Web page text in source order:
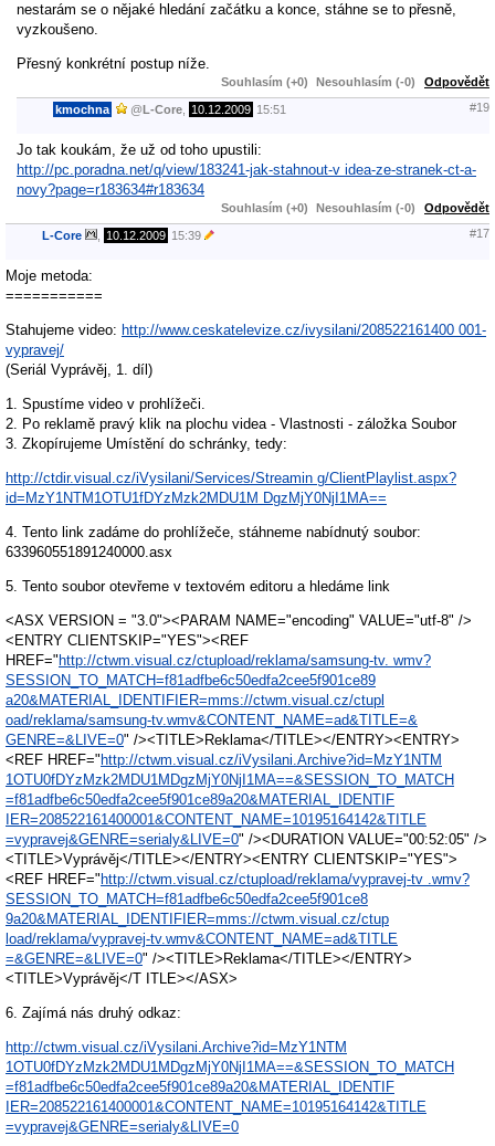
nestarám se o nějaké hledání začátku a konce, stáhne se to přesně,
vyzkoušeno.
Přesný konkrétní postup níže.
Souhlasím (+0) Nesouhlasím (-0) Odpovědět
kmochna @L-Core 10.12.2009 15:51 #19
Jo tak koukám, že už od toho upustili:
http://pc.poradna.net/q/view/183241-jak-stahnout-v idea-ze-stranek-ct-a-
novy?page=r183634#r183634
Souhlasím (+0) Nesouhlasím (-0) Odpovědět
L-Core 10.12.2009 15:39 #17
Moje metoda:
===========
Stahujeme video: http://www.ceskatelevize.cz/ivysilani/208522161400 001-
vypravej/
(Seriál Vyprávěj, 1. díl)
1. Spustíme video v prohlížeči.
2. Po reklamě pravý klik na plochu videa - Vlastnosti - záložka Soubor
3. Zkopírujeme Umístění do schránky, tedy:
http://ctdir.visual.cz/iVysilani/Services/Streamin g/ClientPlaylist.aspx?
id=MzY1NTM1OTU1fDYzMzk2MDU1M DgzMjY0NjI1MA==
4. Tento link zadáme do prohlížeče, stáhneme nabídnutý soubor:
633960551891240000.asx
5. Tento soubor otevřeme v textovém editoru a hledáme link
<ASX VERSION = "3.0"><PARAM NAME="encoding" VALUE="utf-8" />
<ENTRY CLIENTSKIP="YES"><REF
HREF=" http://ctwm.visual.cz/ctupload/reklama/samsung-tv. wmv?
SESSION_TO_MATCH=f81adfbe6c50edfa2cee5f901ce89
a20&MATERIAL_IDENTIFIER=mms://ctwm.visual.cz/ctupl
oad/reklama/samsung-tv.wmv&CONTENT_NAME=ad&TITLE=&
GENRE=&LIVE=0" /><TITLE>Reklama</TITLE></ENTRY><ENTRY>
<REF HREF=" http://ctwm.visual.cz/iVysilani.Archive?id=MzY1NTM
1OTU0fDYzMzk2MDU1MDgzMjY0NjI1MA==&SESSION_TO_MATCH
=f81adfbe6c50edfa2cee5f901ce89a20&MATERIAL_IDENTIF
IER=208522161400001&CONTENT_NAME=10195164142&TITLE
=vypravej&GENRE=serialy&LIVE=0" /><DURATION VALUE="00:52:05" />
<TITLE>Vyprávěj</TITLE></ENTRY><ENTRY CLIENTSKIP="YES">
<REF HREF=" http://ctwm.visual.cz/ctupload/reklama/vypravej-tv .wmv?
SESSION_TO_MATCH=f81adfbe6c50edfa2cee5f901ce8
9a20&MATERIAL_IDENTIFIER=mms://ctwm.visual.cz/ctup
load/reklama/vypravej-tv.wmv&CONTENT_NAME=ad&TITLE
=&GENRE=&LIVE=0" /><TITLE>Reklama</TITLE></ENTRY>
<TITLE>Vyprávěj</T ITLE></ASX>
6. Zajímá nás druhý odkaz:
http://ctwm.visual.cz/iVysilani.Archive?id=MzY1NTM
1OTU0fDYzMzk2MDU1MDgzMjY0NjI1MA==&SESSION_TO_MATCH
=f81adfbe6c50edfa2cee5f901ce89a20&MATERIAL_IDENTIF
IER=208522161400001&CONTENT_NAME=10195164142&TITLE
=vypravej&GENRE=serialy&LIVE=0